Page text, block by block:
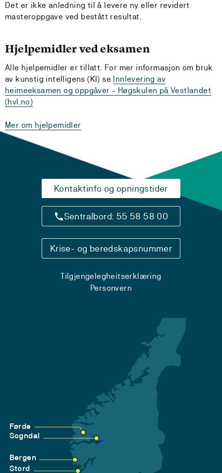
Det er ikke anledning til å levere ny eller revidert
masteroppgave ved bestått resultat.
Hjelpemidler ved eksamen
Alle hjelpemidler er tillatt. For mer informasjon om bruk
av kunstig intelligens (KI) se Innlevering av
heimeeksamen og oppgåver - Høgskulen på Vestlandet
(hvl.no)
Mer om hjelpemidler
Kontaktinfo og opningstider
Sentralbord: 55 58 58 00
Krise- og beredskapsnummer
Tilgjengelegheitserklæring
Personvern
Førde
Sogndal
Bergen
Stord